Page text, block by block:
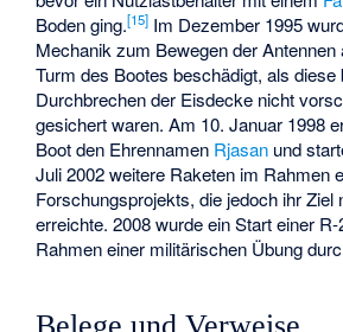
Boden ging.[15] Im Dezember 1995
Mechanik zum Bewegen der Antennen
Turm des Bootes beschädigt, als diese
Durchbrechen der Eisdecke nicht
gesichert waren. Am 10. Januar 1998
Boot den Ehrennamen Rjasan und
Juli 2002 weitere Raketen im Rahmen
Forschungsprojekts, die jedoch ihr Ziel
erreichte. 2008 wurde ein Start einer
Rahmen einer militärischen Übung
Belege und Verweise